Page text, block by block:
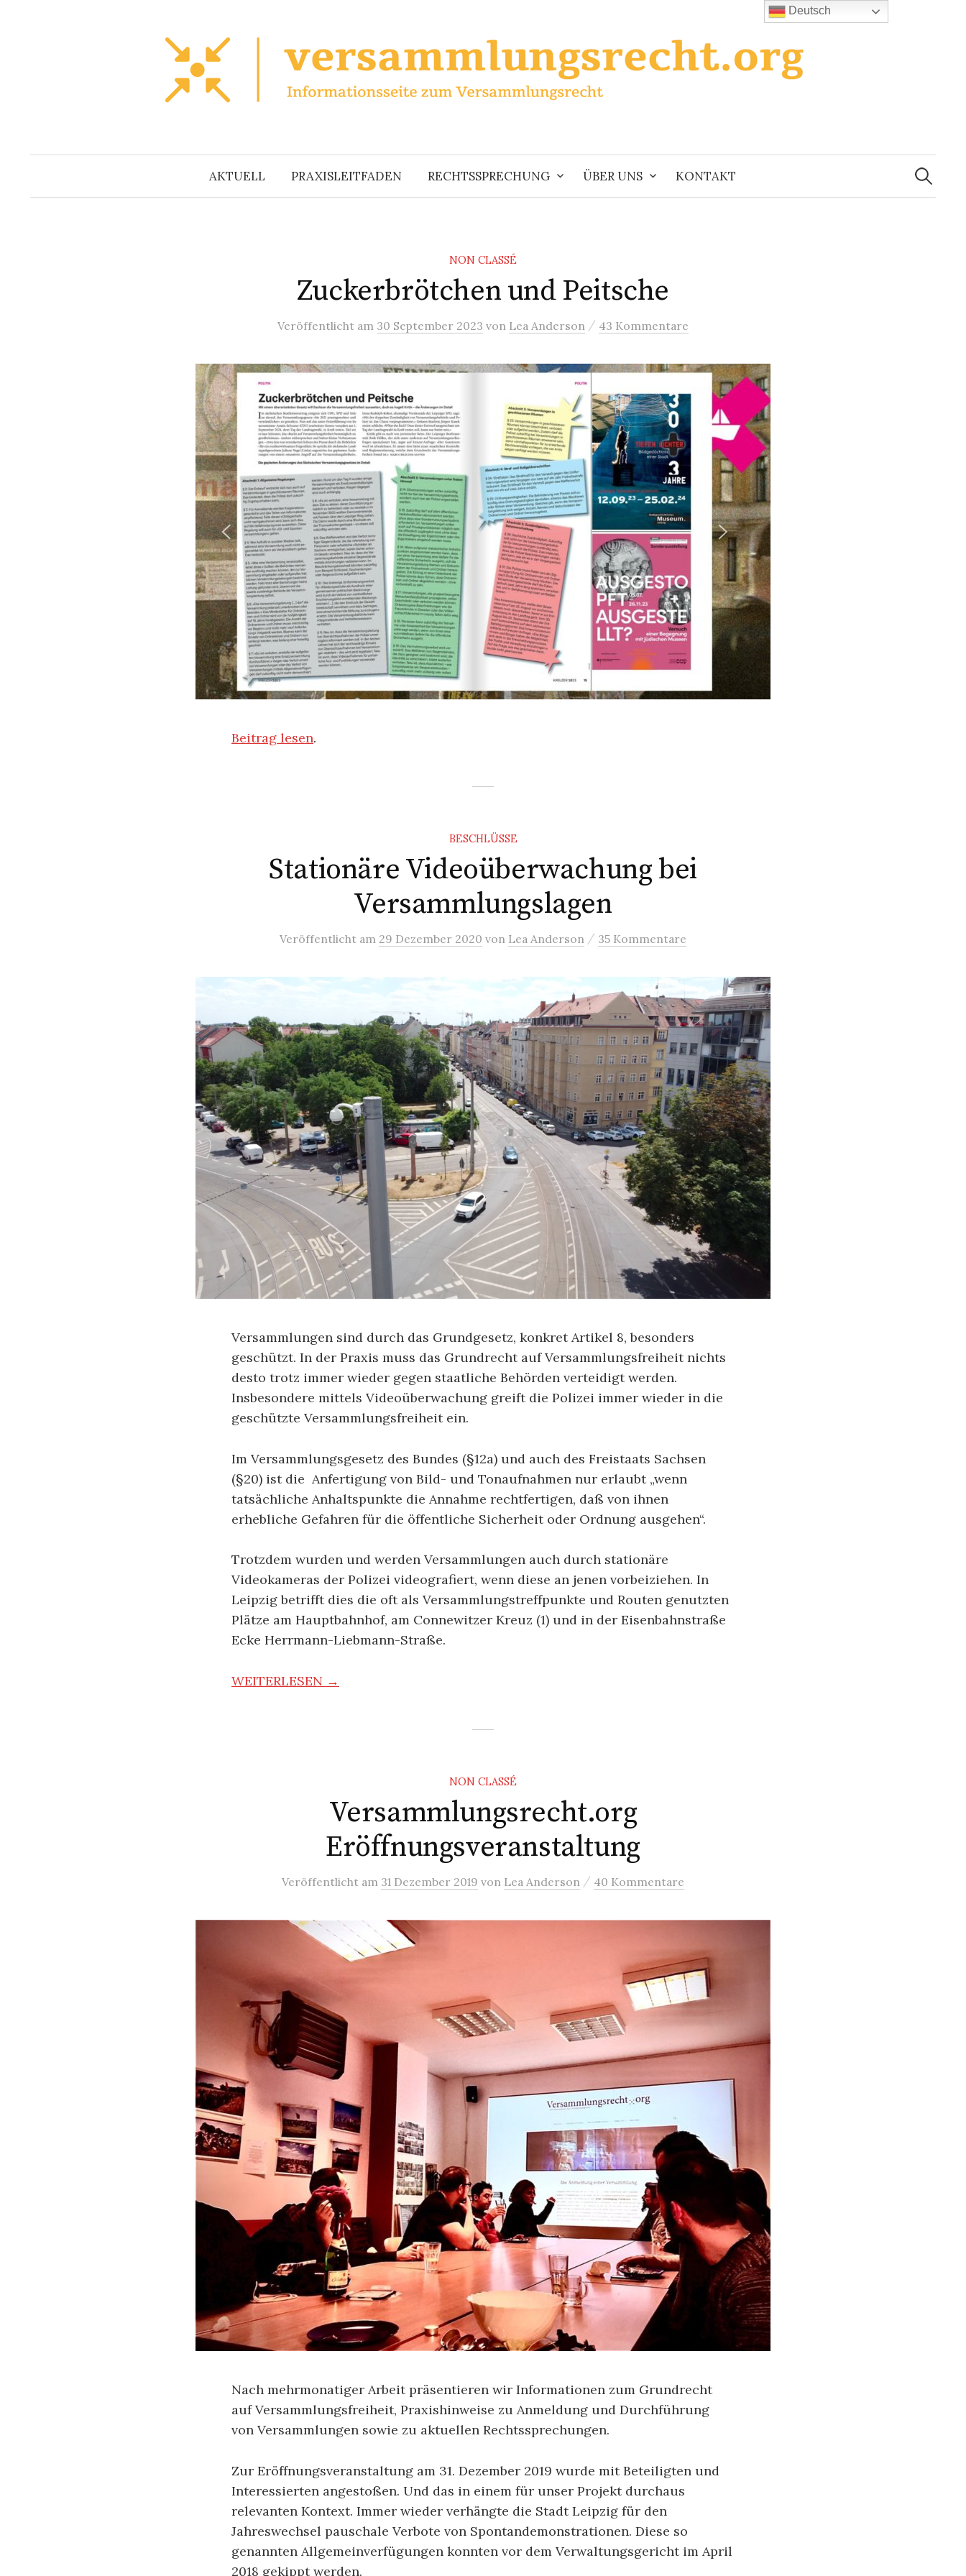
AKTUELL PRAXISLEITFADEN RECHTSSPRECHUNG ÜBER UNS KONTAKT
Suchen
nach:
NON CLASSÉ
Zuckerbrötchen und Peitsche
Veröffentlicht am 30 September 2023 von Lea Anderson / 43 Kommentare
Beitrag lesen.
BESCHLÜSSE
Stationäre Videoüberwachung bei
Versammlungslagen
Veröffentlicht am 29 Dezember 2020 von Lea Anderson / 35 Kommentare
Versammlungen sind durch das Grundgesetz, konkret Artikel 8, besonders
geschützt. In der Praxis muss das Grundrecht auf Versammlungsfreiheit nichts
desto trotz immer wieder gegen staatliche Behörden verteidigt werden.
Insbesondere mittels Videoüberwachung greift die Polizei immer wieder in die
geschützte Versammlungsfreiheit ein.
Im Versammlungsgesetz des Bundes (§12a) und auch des Freistaats Sachsen
(§20) ist die Anfertigung von Bild- und Tonaufnahmen nur erlaubt „wenn
tatsächliche Anhaltspunkte die Annahme rechtfertigen, daß von ihnen
erhebliche Gefahren für die öffentliche Sicherheit oder Ordnung ausgehen“.
Trotzdem wurden und werden Versammlungen auch durch stationäre
Videokameras der Polizei videografiert, wenn diese an jenen vorbeiziehen. In
Leipzig betrifft dies die oft als Versammlungstreffpunkte und Routen genutzten
Plätze am Hauptbahnhof, am Connewitzer Kreuz (1) und in der Eisenbahnstraße
Ecke Herrmann-Liebmann-Straße.
WEITERLESEN →
NON CLASSÉ
Versammlungsrecht.org
Eröffnungsveranstaltung
Veröffentlicht am 31 Dezember 2019 von Lea Anderson / 40 Kommentare
Nach mehrmonatiger Arbeit präsentieren wir Informationen zum Grundrecht
auf Versammlungsfreiheit, Praxishinweise zu Anmeldung und Durchführung
von Versammlungen sowie zu aktuellen Rechtssprechungen.
Zur Eröffnungsveranstaltung am 31. Dezember 2019 wurde mit Beteiligten und
Interessierten angestoßen. Und das in einem für unser Projekt durchaus
relevanten Kontext. Immer wieder verhängte die Stadt Leipzig für den
Jahreswechsel pauschale Verbote von Spontandemonstrationen. Diese so
genannten Allgemeinverfügungen konnten vor dem Verwaltungsgericht im April
2018 gekippt werden.
Deutsch